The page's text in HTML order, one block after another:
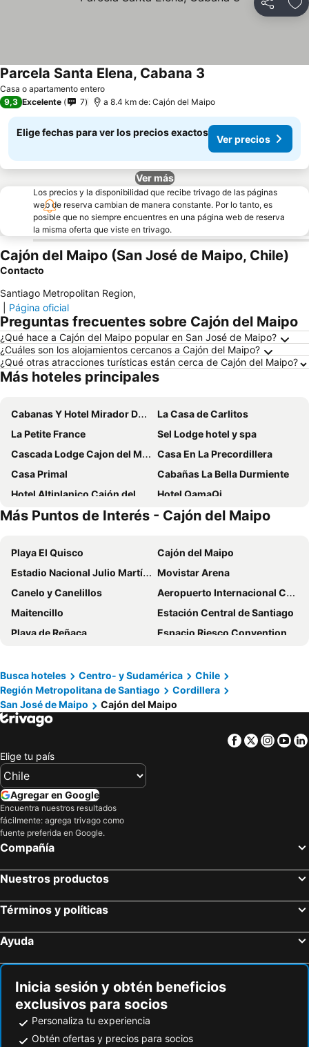
Compartir
Casa o apartamento entero
Parcela Santa Elena, Cabana 3
9,3 Excelente 7 a 8.4 km de: Cajón del Maipo
Elige fechas para ver los precios exactos
Ver precios
Ver más
Los precios y la disponibilidad que recibe trivago de las páginas
web de reserva cambian de manera constante. Por lo tanto, es
posible que no siempre encuentres en una página web de reserva
la misma oferta que viste en trivago.
Cajón del Maipo (San José de Maipo, Chile)
Contacto
Santiago Metropolitan Region,
Página oficial
Preguntas frecuentes sobre Cajón del Maipo
¿Qué hace a Cajón del Maipo popular en San José de Maipo?
¿Cuáles son los alojamientos cercanos a Cajón del Maipo?
¿Qué otras atracciones turísticas están cerca de Cajón del Maipo?
Más hoteles principales
Cabanas Y Hotel Mirador Del Maipo
La Casa de Carlitos
La Petite France
Sel Lodge hotel y spa
Cascada Lodge Cajon del Maipo
Casa En La Precordillera
Casa Primal
Cabañas La Bella Durmiente
Hotel Altiplanico Cajón del Maipo
Hotel QamaQi
Cascada de las Animas
Hostería Millahue
Cabana El Ingenio
Casa Bosque Lodge
Casa Maipo
Chalet de Piedra
Maipo Shanti Lodge
Santuario del Río Lodge
Parque San José - Héroes Parques
Hostal Chikiyan
Más Puntos de Interés - Cajón del Maipo
Playa El Quisco
Cajón del Maipo
Estadio Nacional Julio Martínez Prádanos
Movistar Arena
Canelo y Canelillos
Aeropuerto Internacional Comodoro Arturo Merino Benítez
Maitencillo
Estación Central de Santiago
Playa de Reñaca
Espacio Riesco Convention Center
Puerto de San Antonio
Estadio Monumental David Arellano
Cartagena
Quinta Vergara
Fantasilandia
Festival Internacional Providencia Jazz
Barrio Lastarria
San Carlos de Apoquindo
Cachagua
Punta de Lobos
Metro de Santiago
Barrio Bellavista
Hipodromo Chile
Valle Nevado
Torre Entel
Plaza San Martín
La Moneda Palace
Plaza Egaña
Cerro Santa Lucía
Laguna aculeo
Avenida Libertad
Lagunillas
Mall Marina Arauco
Nuestra Señora de la Divina Providencia
Busca hoteles Centro- y Sudamérica
Chile
Región Metropolitana de Santiago
Cordillera
San José de Maipo
Cajón del Maipo
Facebook
Twitter
Elige tu país
Agregar en Google
Encuentra nuestros resultados
fácilmente: agrega trivago como
fuente preferida en Google.
Compañía
Nuestros productos
Términos y políticas
Ayuda
Inicia sesión y obtén beneficios
exclusivos para socios
Personaliza tu experiencia
Obtén ofertas y precios para socios